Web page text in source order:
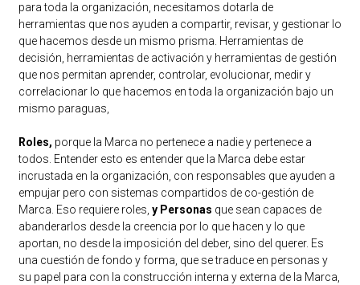
para toda la organización, necesitamos dotarla de
herramientas que nos ayuden a compartir, revisar, y gestionar lo
que hacemos desde un mismo prisma. Herramientas de
decisión, herramientas de activación y herramientas de gestión
que nos permitan aprender, controlar, evolucionar, medir y
correlacionar lo que hacemos en toda la organización bajo un
mismo paraguas,
Roles, porque la Marca no pertenece a nadie y pertenece a
todos. Entender esto es entender que la Marca debe estar
incrustada en la organización, con responsables que ayuden a
empujar pero con sistemas compartidos de co-gestión de
Marca. Eso requiere roles, y Personas que sean capaces de
abanderarlos desde la creencia por lo que hacen y lo que
aportan, no desde la imposición del deber, sino del querer. Es
una cuestión de fondo y forma, que se traduce en personas y
su papel para con la construcción interna y externa de la Marca,